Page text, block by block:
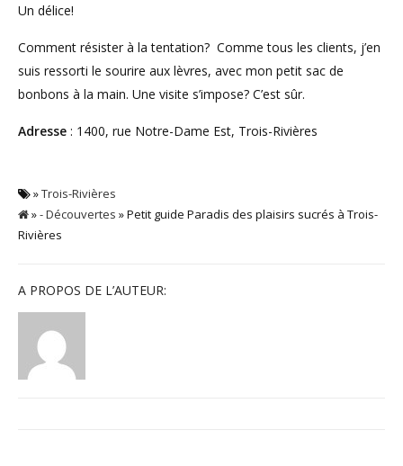
Un délice!
Comment résister à la tentation? Comme tous les clients, j’en
suis ressorti le sourire aux lèvres, avec mon petit sac de
bonbons à la main. Une visite s’impose? C’est sûr.
Adresse : 1400, rue Notre-Dame Est, Trois-Rivières
»Trois-Rivières
»- Découvertes » Petit guide Paradis des plaisirs sucrés à Trois-
Rivières
A PROPOS DE L’AUTEUR: